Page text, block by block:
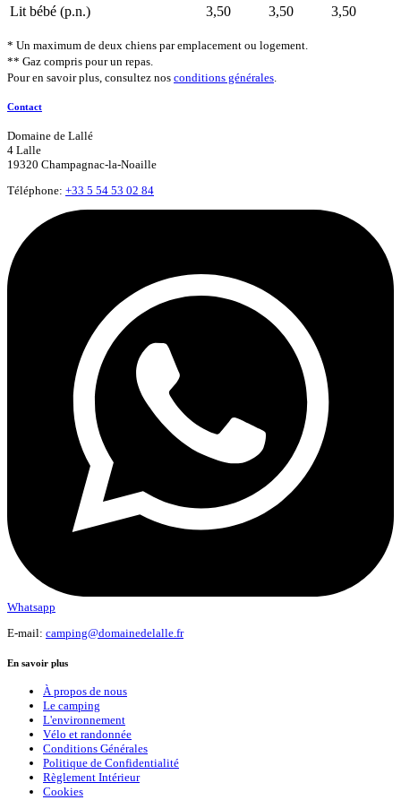
Lit bébé (p.n.)
3,50 3,50 3,50
* Un maximum de deux chiens par emplacement ou logement.
** Gaz compris pour un repas.
Pour en savoir plus, consultez nos conditions générales
Contact
Domaine de Lallé
4 Lalle
19320 Champagnac-la-Noaille
Téléphone: +33 5 54 53 02 84
Whatsapp
E-mail: camping@domainedelalle.fr
En savoir plus
À propos de nous
Le camping
L'environnement
Vélo et randonnée
Conditions Générales
Politique de Confidentialité
Règlement Intérieur
Cookies